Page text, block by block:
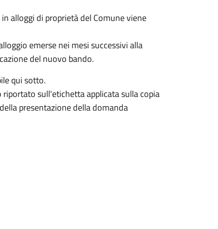
alloggi di proprietà del Comune viene
emerse nei mesi successivi alla
del nuovo bando.
qui sotto.
sull'etichetta applicata sulla copia
presentazione della domanda